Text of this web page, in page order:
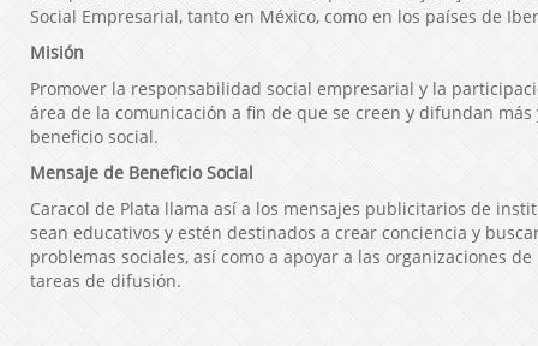
Social Empresarial, tanto en México, como en los países de
Misión
Promover la responsabilidad social empresarial y la
área de la comunicación a fin de que se creen y difundan
beneficio social.
Mensaje de Beneficio Social
Caracol de Plata llama así a los mensajes publicitarios de
sean educativos y estén destinados a crear conciencia y
problemas sociales, así como a apoyar a las organizaciones
tareas de difusión.